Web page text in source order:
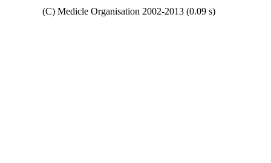
(C) Medicle Organisation 2002-2013 (0.09 s)